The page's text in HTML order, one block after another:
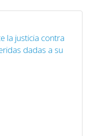
la justicia contra
dadas a su